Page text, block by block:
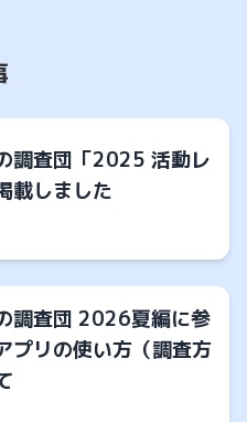
調査団「2025 活動レ
載しました
調査団 2026夏編に参
プリの使い方（調査方